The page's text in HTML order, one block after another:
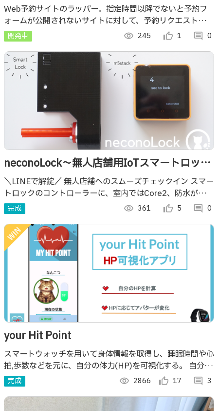
Web予約サイトのラッパー。指定時間以降でないと予約フ
ォームが公開されないサイトに対して、予約リクエストをス
ケジュール実行して、予約忘れや出遅れを防ぐアプリ。
開発中 visibility 245 thumb_up_alt 1 comment 0
neconoLock〜無人店舗用IoTスマートロッ
ク〜
＼LINEで解錠／ 無人店舗へのスムーズチェックイン スマー
トロックのコントローラーに、室内ではCore2、防水が必要
な屋外ではtoughを使いました。
完成 visibility 361 thumb_up_alt 5 comment 0
your Hit Point
スマートウォッチを用いて身体情報を取得し、睡眠時間や心
拍,歩数などを元に、自分の体力(HP)を可視化する。 自分の
HPによって、アプリ内で設定したペットの表示が変わる。
フレンドのHPの可視化もできる。
完成 visibility 2866 thumb_up_alt 17 comment 3